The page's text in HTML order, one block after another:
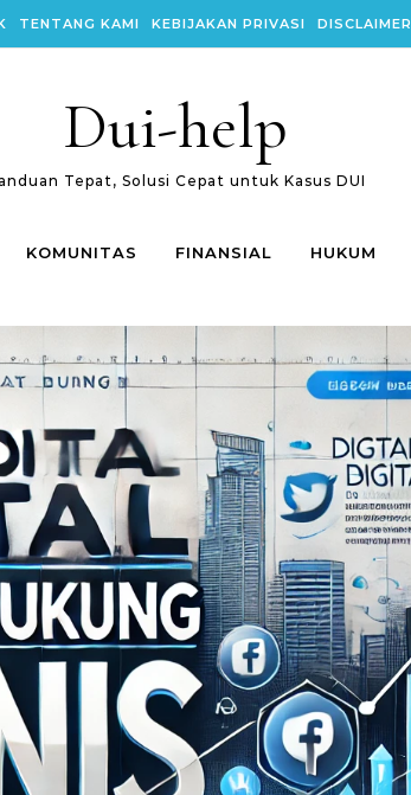
TENTANG KAMI KEBIJAKAN PRIVASI DISCLAIMER
Dui-help
Tepat, Solusi Cepat untuk Kasus DUI
KOMUNITAS FINANSIAL HUKUM